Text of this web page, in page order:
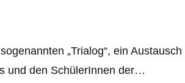
„Trialog“, ein
und den SchülerInnen der…